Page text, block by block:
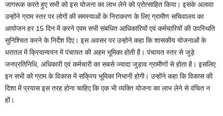
जागरूक करते हुए सभी को इस योजना का लाभ लेने को प्रोत्साहित किया। इसके अलावा
उन्होंने ग्राम स्तर पर लोगों की समस्याओं के निराकरण के लिए ग्रामीण सचिवालय का
आयोजन हर 15 दिन में करने एवम सभी संबधित आधिकारियों एवं कर्मचारियों की उपस्थिति
सुनिश्चित करने के निर्देश दिए। इस अवसर पर उन्होने कहा कि शासकीय योजनाओं के
धरातल में क्रियान्वयन में पंचायत की अहम भूमिका होती है। पंचायत स्तर से जुड़े
जनप्रतिनिधि, अधिकारी एवं कर्मचारी का सबसे ज्यादा जुड़ाव ग्रामीणों से होता है। इसलिए
इन सभी को ग्राम के विकास में सक्रिय भूमिका निभानी होगी। उन्होंने कहा कि विकास की
दिशा में प्रयास इस तरह होना चाहिए कि एक भी व्यक्ति योजना का लाभ लेने से वंचित न
हों।